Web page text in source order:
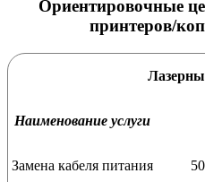
Ориентировочные
принтеров/
Наименование услуги
Замена кабеля питания